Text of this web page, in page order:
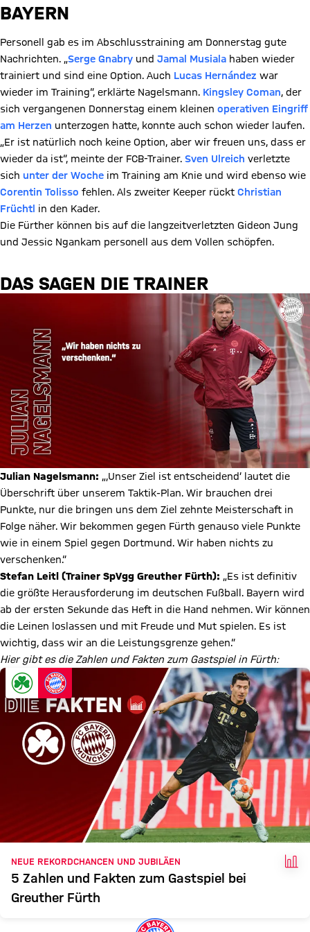
BAYERN
Personell gab es im Abschlusstraining am Donnerstag gute
Nachrichten. „Serge Gnabry und Jamal Musiala haben wieder
trainiert und sind eine Option. Auch Lucas Hernández war
wieder im Training“, erklärte Nagelsmann. Kingsley Coman, der
sich vergangenen Donnerstag einem kleinen operativen Eingriff
am Herzen unterzogen hatte, konnte auch schon wieder laufen.
„Er ist natürlich noch keine Option, aber wir freuen uns, dass er
wieder da ist“, meinte der FCB-Trainer. Sven Ulreich verletzte
sich unter der Woche im Training am Knie und wird ebenso wie
Corentin Tolisso fehlen. Als zweiter Keeper rückt Christian
Früchtl in den Kader.
Die Fürther können bis auf die langzeitverletzten Gideon Jung
und Jessic Ngankam personell aus dem Vollen schöpfen.
DAS SAGEN DIE TRAINER
Julian Nagelsmann: „‚Unser Ziel ist entscheidend‘ lautet die
Überschrift über unserem Taktik-Plan. Wir brauchen drei
Punkte, nur die bringen uns dem Ziel zehnte Meisterschaft in
Folge näher. Wir bekommen gegen Fürth genauso viele Punkte
wie in einem Spiel gegen Dortmund. Wir haben nichts zu
verschenken.“
Stefan Leitl (Trainer SpVgg Greuther Fürth): „Es ist definitiv
die größte Herausforderung im deutschen Fußball. Bayern wird
ab der ersten Sekunde das Heft in die Hand nehmen. Wir können
die Leinen loslassen und mit Freude und Mut spielen. Es ist
wichtig, dass wir an die Leistungsgrenze gehen.“
Hier gibt es die Zahlen und Fakten zum Gastspiel in Fürth:
NEUE REKORDCHANCEN UND JUBILÄEN
5 Zahlen und Fakten zum Gastspiel bei
Greuther Fürth